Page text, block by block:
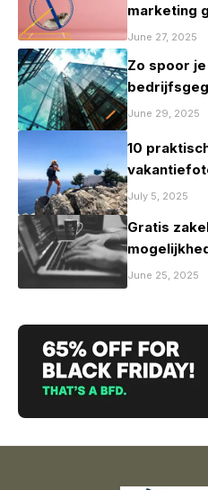
marketing
mag zijn
June 27, 2025
Zo spoor
June 29, 2025
10
July 5, 2025
Gratis
June 25, 2025